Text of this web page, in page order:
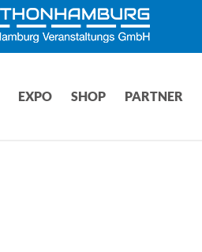
EXPO SHOP PARTNER